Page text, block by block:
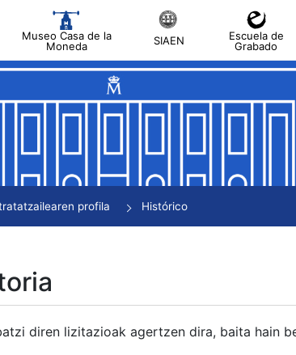
Museo Casa de la
Moneda
SIAEN
Escuela de
Grabado
profila Histórico
diren lizitazioak agertzen dira, baita hain